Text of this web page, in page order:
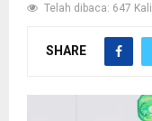
Telah dibaca: 647 Kali
SHARE